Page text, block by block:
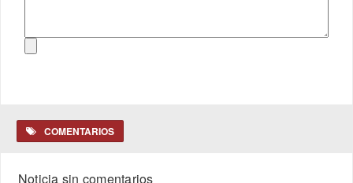
COMENTARIOS
Noticia sin comentarios